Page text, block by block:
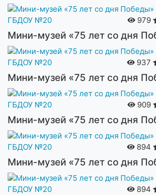
ГБДОУ №20 979
Мини-музей «75 лет со дня
ГБДОУ №20 937
Мини-музей «75 лет со дня
ГБДОУ №20 909
Мини-музей «75 лет со дня
ГБДОУ №20 894
Мини-музей «75 лет со дня
ГБДОУ №20 894